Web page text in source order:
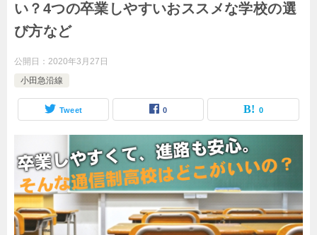
い？4つの卒業しやすいおススメな学校の選
び方など
公開日： 2020年3月27日
小田急沿線
Tweet 0 0